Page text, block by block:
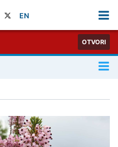
EN
OTVORI